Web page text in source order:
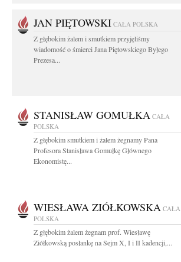
JAN PIĘTOWSKI CAŁA POLSKA
Z głębokim żalem i smutkiem przyjęliśmy
wiadomość o śmierci Jana Piętowskiego Byłego
Prezesa...
STANISŁAW GOMUŁKA CAŁA
POLSKA
Z głębokim smutkiem i żalem żegnamy Pana
Profesora Stanisława Gomułkę Głównego
Ekonomistę...
WIESŁAWA ZIÓŁKOWSKA CAŁA
POLSKA
Z głębokim żalem żegnam prof. Wiesławę
Ziółkowską posłankę na Sejm X, I i II kadencji,...